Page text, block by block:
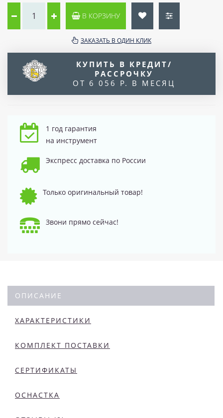
В КОРЗИНУ
ЗАКАЗАТЬ В ОДИН КЛИК
КУПИТЬ В КРЕДИТ/
РАССРОЧКУ
ОТ 6 056 Р. В МЕСЯЦ
1 год гарантия
на инструмент
Экспресс доставка по России
Только оригинальный товар!
Звони прямо сейчас!
ОПИСАНИЕ
ХАРАКТЕРИСТИКИ
КОМПЛЕКТ ПОСТАВКИ
СЕРТИФИКАТЫ
ОСНАСТКА